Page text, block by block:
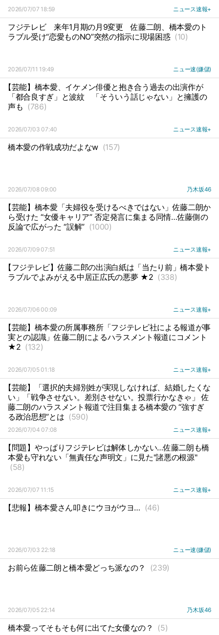
2026/07/07 18:59 ニュース速報+
フジテレビ 来年1月期の月9変更
佐藤二朗、橋本愛のト
ラブル受け“恋愛ものNO”突然の指示に現場困惑 (10)
2026/07/11 19:49 ニュー速(嫌儲)
【芸能】橋本愛、イケメン俳優と抱き合う過去の出演作が
「都合良すぎ」と波紋
「そういう話じゃない」と擁護の
声も (786)
2026/07/03 07:40 ニュース速報+
橋本愛の作戦成功だよなw (157)
2026/07/08 09:00 乃木坂46
【芸能】橋本愛「夫婦役を受けるべきではない」佐藤二朗か
ら受けた “女優キャリア” 否定発言に集まる同情…佐藤側の
反論で広がった “誤解” (1000)
2026/07/09 07:51 ニュース速報+
【フジテレビ】佐藤二郎の出演白紙は「当たり前」橋本愛ト
ラブルでよみがえる中居正広氏の悪夢 ★2 (338)
2026/07/06 00:09 ニュース速報+
【芸能】橋本愛の所属事務所「フジテレビ社による報道が事
実との認識」佐藤二朗によるハラスメント報道にコメント
★2 (132)
2026/07/05 01:18 ニュース速報+
【芸能】「選択的夫婦別姓が実現しなければ、結婚したくな
い」「戦争させない。差別させない。投票行かなきゃ」 佐
藤二朗のハラスメント報道で注目集まる橋本愛の “強すぎ
る政治思想”とは (590)
2026/07/04 07:08 ニュース速報+
【問題】やっぱりフジテレビは解体しかない…佐藤二朗も橋
本愛も守れない「無責任な声明文」に見た"諸悪の根源"
(58)
2026/07/07 11:15 ニュース速報+
【悲報】橋本愛さん叩きにウヨがウヨ… (46)
2026/07/03 22:18 ニュー速(嫌儲)
お前ら佐藤二朗と橋本愛どっち派なの？ (239)
2026/07/05 22:14 乃木坂46
橋本愛ってそもそも何に出てた女優なの？ (5)